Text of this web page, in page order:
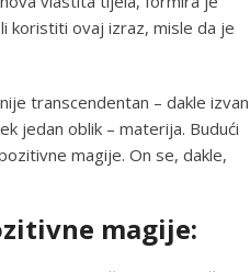
koristiti ovaj izraz, misle da je
transcendentan – dakle izvan
jedan oblik – materija. Budući
magije. On se, dakle,
magije: